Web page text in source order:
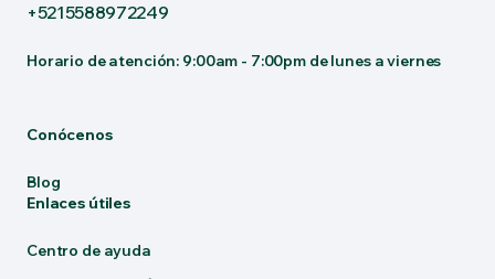
+5215588972249
Horario de atención: 9:00am - 7:00pm de lunes a viernes
Conócenos
Blog
Enlaces útiles
Centro de ayuda